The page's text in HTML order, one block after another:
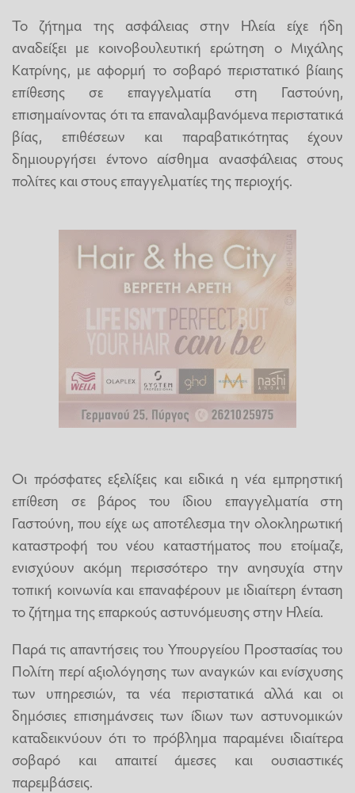
Το ζήτημα της ασφάλειας στην Ηλεία είχε ήδη
αναδείξει με κοινοβουλευτική ερώτηση ο Μιχάλης
Κατρίνης, με αφορμή το σοβαρό περιστατικό βίαιης
επίθεσης σε επαγγελματία στη Γαστούνη,
επισημαίνοντας ότι τα επαναλαμβανόμενα περιστατικά
βίας, επιθέσεων και παραβατικότητας έχουν
δημιουργήσει έντονο αίσθημα ανασφάλειας στους
πολίτες και στους επαγγελματίες της περιοχής.
Οι πρόσφατες εξελίξεις και ειδικά η νέα εμπρηστική
επίθεση σε βάρος του ίδιου επαγγελματία στη
Γαστούνη, που είχε ως αποτέλεσμα την ολοκληρωτική
καταστροφή του νέου καταστήματος που ετοίμαζε,
ενισχύουν ακόμη περισσότερο την ανησυχία στην
τοπική κοινωνία και επαναφέρουν με ιδιαίτερη ένταση
το ζήτημα της επαρκούς αστυνόμευσης στην Ηλεία.
Παρά τις απαντήσεις του Υπουργείου Προστασίας του
Πολίτη περί αξιολόγησης των αναγκών και ενίσχυσης
των υπηρεσιών, τα νέα περιστατικά αλλά και οι
δημόσιες επισημάνσεις των ίδιων των αστυνομικών
καταδεικνύουν ότι το πρόβλημα παραμένει ιδιαίτερα
σοβαρό και απαιτεί άμεσες και ουσιαστικές
παρεμβάσεις.